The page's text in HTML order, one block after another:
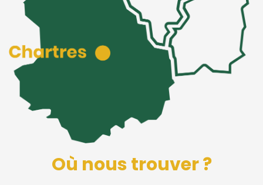
Où nous trouver ?